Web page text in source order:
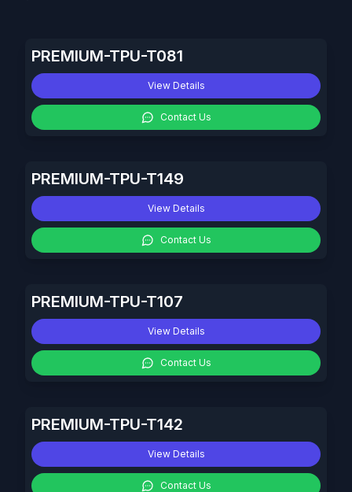
PREMIUM-TPU-T081
View Details
Contact Us
PREMIUM-TPU-T149
View Details
Contact Us
PREMIUM-TPU-T107
View Details
Contact Us
PREMIUM-TPU-T142
View Details
Contact Us